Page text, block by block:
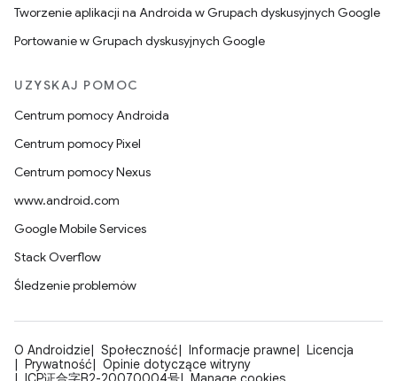
Tworzenie aplikacji na Androida w Grupach dyskusyjnych Google
Portowanie w Grupach dyskusyjnych Google
UZYSKAJ POMOC
Centrum pomocy Androida
Centrum pomocy Pixel
Centrum pomocy Nexus
www.android.com
Google Mobile Services
Stack Overflow
Śledzenie problemów
O Androidzie Społeczność Informacje prawne
Licencja
Prywatność
Opinie dotyczące witryny